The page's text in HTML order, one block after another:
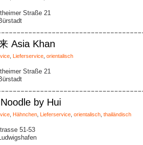
Straße 21
Asia Khan
Lieferservice orientalisch
Straße 21
by Hui
Hähnchen Lieferservice orientalisch thailändisch
51-53